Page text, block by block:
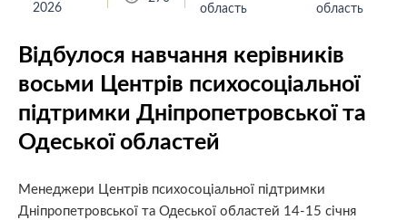
2026
область
область
Відбулося навчання керівників
восьми Центрів психосоціальної
підтримки Дніпропетровської та
Одеської областей
Менеджери Центрів психосоціальної підтримки
Дніпропетровської та Одеської областей 14-15 січня